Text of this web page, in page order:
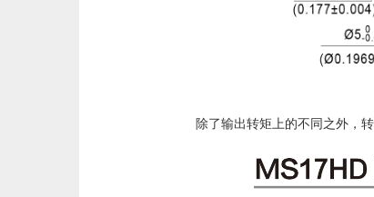
除了输出转矩上的不同之外，转